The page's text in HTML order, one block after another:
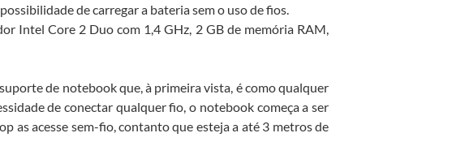
de carregar a bateria sem o uso de fios.
Intel Core 2 Duo com 1,4 GHz, 2 GB de memória RAM,
de notebook que, à primeira vista, é como qualquer
de conectar qualquer fio, o notebook começa a ser
as acesse sem-fio, contanto que esteja a até 3 metros de